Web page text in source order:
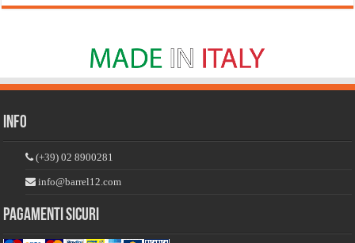
Info
(+39) 02 8900281
info@barrel12.com
Pagamenti sicuri